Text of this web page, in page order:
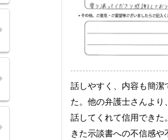
話しやすく、内容も簡潔
た。他の弁護士さんより
話してくれて信用できた
きた示談書への不信感や